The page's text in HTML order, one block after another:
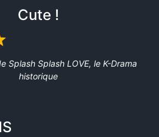
Cute !
Splash Splash LOVE, le K-Drama
historique